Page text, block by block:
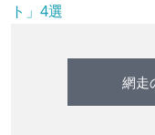
ト」4選
網走